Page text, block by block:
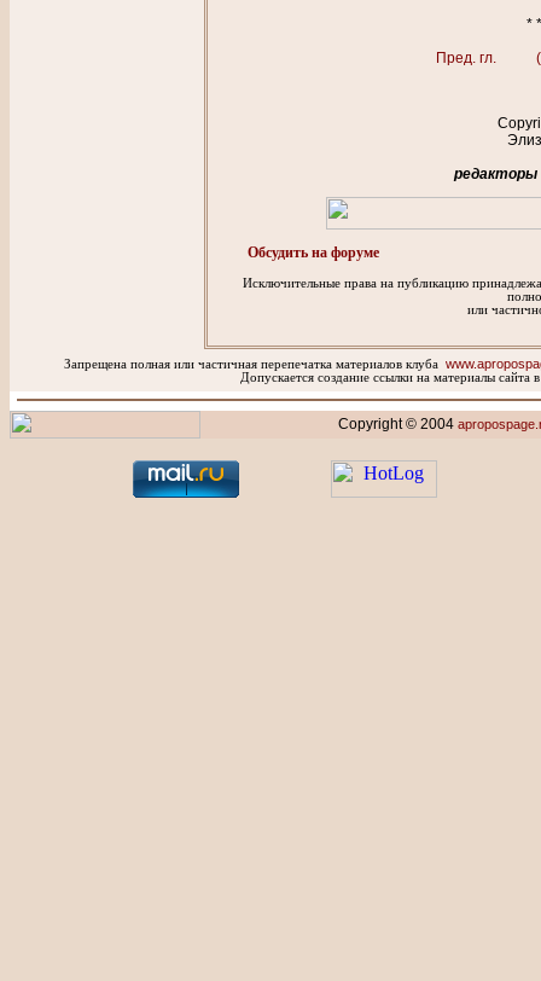
*
Пред. гл.
редакторы
Обсудить на форуме
Исключительные права на публикацию
или
Запрещена полная или частичная перепечатка материалов клуба
Допускается создание ссылки на материалы сайта
Copyright © 2004